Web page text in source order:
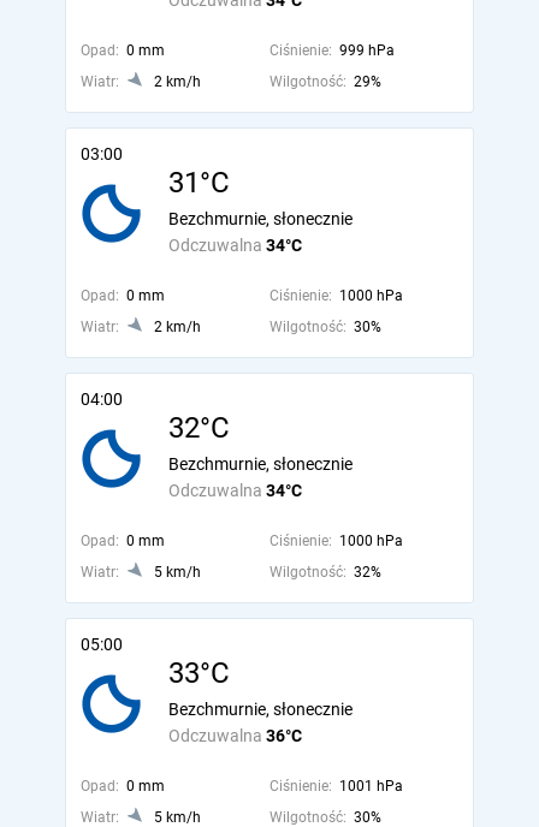
Opad: 0 mm Ciśnienie: 999 hPa
Wiatr:
2 km/h Wilgotność: 29%
03:00
31°C
Odczuwalna 34°C
Bezchmurnie, słonecznie
Opad: 0 mm Ciśnienie: 1000 hPa
Wiatr:
2 km/h Wilgotność: 30%
04:00
32°C
Odczuwalna 34°C
Bezchmurnie, słonecznie
Opad: 0 mm Ciśnienie: 1000 hPa
Wiatr:
5 km/h Wilgotność: 32%
05:00
33°C
Odczuwalna 36°C
Bezchmurnie, słonecznie
Opad: 0 mm Ciśnienie: 1001 hPa
Wiatr:
5 km/h Wilgotność: 30%